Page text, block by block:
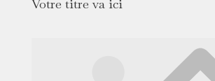
Votre titre va ici